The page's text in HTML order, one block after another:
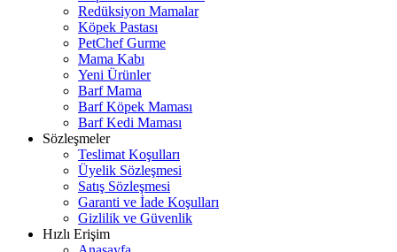
Redüksiyon Mamalar
Köpek Pastası
PetChef Gurme
Mama Kabı
Yeni Ürünler
Barf Mama
Barf Köpek Maması
Barf Kedi Maması
Sözleşmeler
Teslimat Koşulları
Üyelik Sözleşmesi
Satış Sözleşmesi
Garanti ve İade Koşulları
Gizlilik ve Güvenlik
Hızlı Erişim